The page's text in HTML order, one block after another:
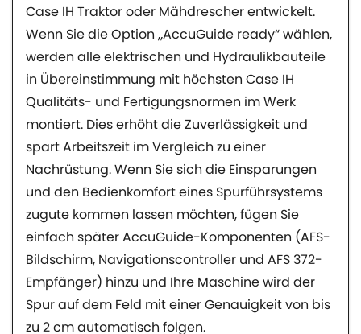
Case IH Traktor oder Mähdrescher entwickelt.
Wenn Sie die Option „AccuGuide ready“ wählen,
werden alle elektrischen und Hydraulikbauteile
in Übereinstimmung mit höchsten Case IH
Qualitäts- und Fertigungsnormen im Werk
montiert. Dies erhöht die Zuverlässigkeit und
spart Arbeitszeit im Vergleich zu einer
Nachrüstung. Wenn Sie sich die Einsparungen
und den Bedienkomfort eines Spurführsystems
zugute kommen lassen möchten, fügen Sie
einfach später AccuGuide-Komponenten (AFS-
Bildschirm, Navigationscontroller und AFS 372-
Empfänger) hinzu und Ihre Maschine wird der
Spur auf dem Feld mit einer Genauigkeit von bis
zu 2 cm automatisch folgen.